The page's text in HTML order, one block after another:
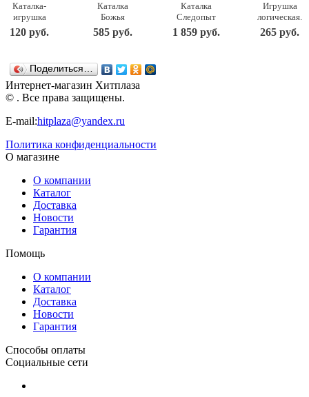
Каталка-
игрушка
Junfa toys
Колесо
120 руб.
Каталка
Божья
коровка
7888
585 руб.
Каталка
Следопыт
431017
1 859 руб.
Игрушка
логическая.
Каталка на
шнурке
265 руб.
Поделиться…
Интернет-магазин Хитплаза
© . Все права защищены.
E-mail:hitplaza@yandex.ru
Политика конфиденциальности
О магазине
О компании
Каталог
Доставка
Новости
Гарантия
Помощь
О компании
Каталог
Доставка
Новости
Гарантия
Способы оплаты
Социальные сети